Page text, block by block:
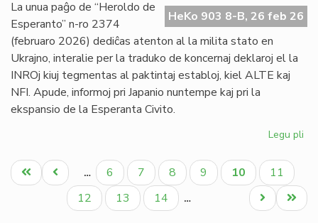
la
HeKo 903 8-B, 26 feb 26
La unua paĝo de “Heroldo de
Esperanto” n-ro 2374
(februaro 2026) dediĉas atenton al la milita stato en
Ukrajno, interalie per la traduko de koncernaj deklaroj el la
INROj kiuj tegmentas al paktintaj establoj, kiel ALTE kaj
NFI. Apude, informoj pri Japanio nuntempe kaj pri la
ekspansio de la Esperanta Civito.
Legu pli
en
la
Pagination
Unua
paĝo
Antaŭa
paĝo
… Paĝo
6 Paĝo
7 Paĝo
8 Paĝo
9
Aktuala
paĝo
10 Paĝo
11
Paĝo
12 Paĝo
13 Paĝo
14 …
Last
page
Next
page